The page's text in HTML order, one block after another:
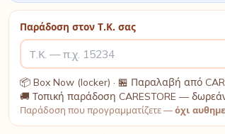
Παράδοση στον Τ.Κ. σας
📦 Box Now (locker) · 🏪 Παραλαβή από
🚚 Τοπική παράδοση CARESTORE —
Παράδοση που προγραμματίζετε —όχι